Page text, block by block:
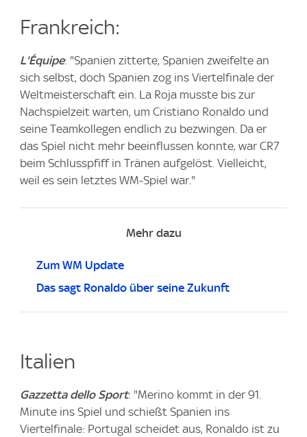
Frankreich:
L'Équipe: "Spanien zitterte, Spanien zweifelte an
sich selbst, doch Spanien zog ins Viertelfinale der
Weltmeisterschaft ein. La Roja musste bis zur
Nachspielzeit warten, um Cristiano Ronaldo und
seine Teamkollegen endlich zu bezwingen. Da er
das Spiel nicht mehr beeinflussen konnte, war CR7
beim Schlusspfiff in Tränen aufgelöst. Vielleicht,
weil es sein letztes WM-Spiel war."
Mehr dazu
Zum WM Update
Das sagt Ronaldo über seine Zukunft
Italien
Gazzetta dello Sport: "Merino kommt in der 91.
Minute ins Spiel und schießt Spanien ins
Viertelfinale: Portugal scheidet aus, Ronaldo ist zu